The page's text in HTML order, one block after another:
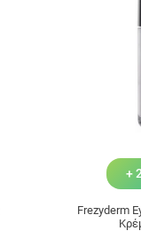
+
Frezyderm